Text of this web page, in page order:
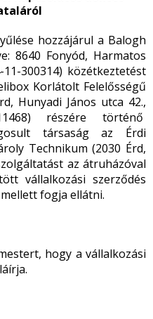
hozzájárul a Balogh
8640 Fonyód, Harmatos
11-300314) közétkeztetést
Korlátolt Felelősségű
Hunyadi János utca 42.,
részére történő
társaság az Érdi
Technikum (2030 Érd,
az átruházóval
vállalkozási szerződés
fogja ellátni.
hogy a vállalkozási